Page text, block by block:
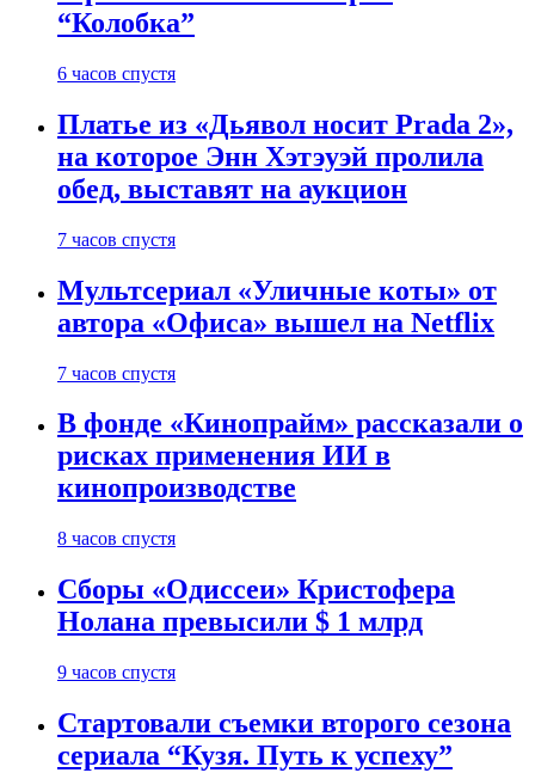
“Колобка”
6 часов спустя
Платье из «Дьявол носит Prada 2»,
на которое Энн Хэтэуэй пролила
обед, выставят на аукцион
7 часов спустя
Мультсериал «Уличные коты» от
автора «Офиса» вышел на Netflix
7 часов спустя
В фонде «Кинопрайм» рассказали о
рисках применения ИИ в
кинопроизводстве
8 часов спустя
Сборы «Одиссеи» Кристофера
Нолана превысили $ 1 млрд
9 часов спустя
Стартовали съемки второго сезона
сериала “Кузя. Путь к успеху”